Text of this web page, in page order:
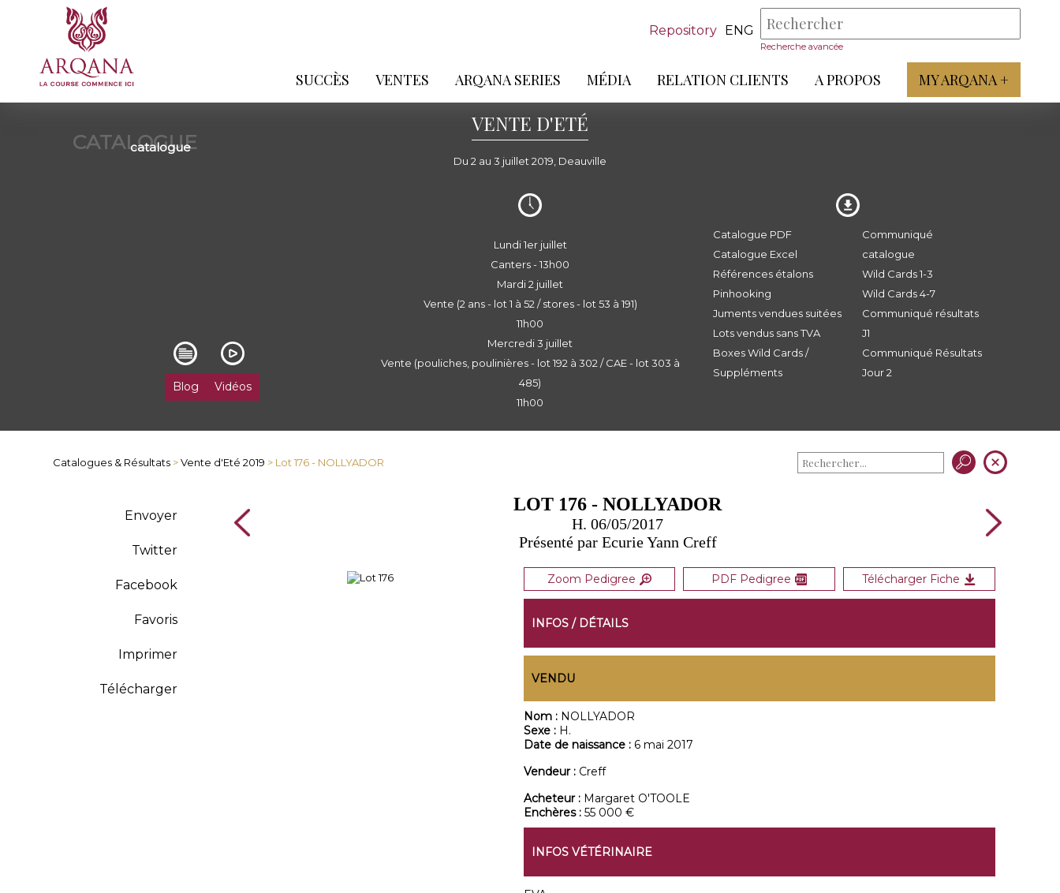
Repository ENG
Recherche avancée
SUCCÈS VENTES ARQANA SERIES MÉDIA RELATION CLIENTS A PROPOS MY ARQANA +
CATALOGUE
catalogue
VENTE D'ETÉ
Du 2 au 3 juillet 2019, Deauville
Blog Vidéos
Lundi 1er juillet
Canters - 13h00
Mardi 2 juillet
Vente (2 ans - lot 1 à 52 / stores - lot 53 à 191)
11h00
Mercredi 3 juillet
Vente (pouliches, poulinières - lot 192 à 302 / CAE - lot 303 à
485)
11h00
Catalogue PDF
Catalogue Excel
Références étalons
Pinhooking
Juments vendues suitées
Lots vendus sans TVA
Boxes Wild Cards /
Suppléments
Communiqué
catalogue
Wild Cards 1-3
Wild Cards 4-7
Communiqué résultats
J1
Communiqué Résultats
Jour 2
Catalogues & Résultats >Vente d'Eté 2019 > Lot 176 - NOLLYADOR
Envoyer
Twitter
Facebook
Favoris
Imprimer
Télécharger
LOT 176 - NOLLYADOR
H. 06/05/2017
Présenté par Ecurie Yann Creff
Zoom Pedigree PDF Pedigree Télécharger Fiche
INFOS / DÉTAILS
VENDU
Nom : NOLLYADOR
Sexe : H.
Date de naissance : 6 mai 2017
Vendeur : Creff
Acheteur : Margaret O'TOOLE
Enchères : 55 000 €
INFOS VÉTÉRINAIRE